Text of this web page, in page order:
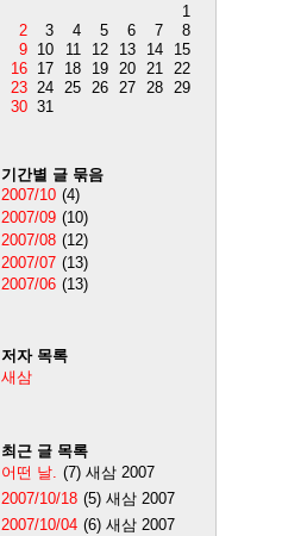
1
2
3 4 5 6 7
8
9 10 11 12 13 14
15
16 17 18 19 20 21
22
23 24 25 26 27 28
29
30 31
기간별 글 묶음
2007/10 (4)
2007/09 (10)
2007/08 (12)
2007/07 (13)
2007/06 (13)
저자 목록
새삼
최근 글 목록
어떤 날. (7) 새삼 2007
2007/10/18 (5) 새삼 2007
2007/10/04 (6) 새삼 2007